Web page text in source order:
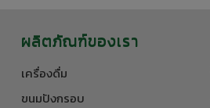
ผลิตภัณฑ์ของเรา
เครื่องดื่ม
ขนมปังกรอบ